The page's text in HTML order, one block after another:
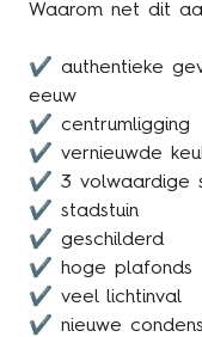
Waarom net dit
✔ authentieke
eeuw
✔ centrumligging
✔ vernieuwde
✔ 3 volwaardige
✔ stadstuin
✔ geschilderd
✔ hoge plafonds
✔ veel lichtinval
✔ nieuwe